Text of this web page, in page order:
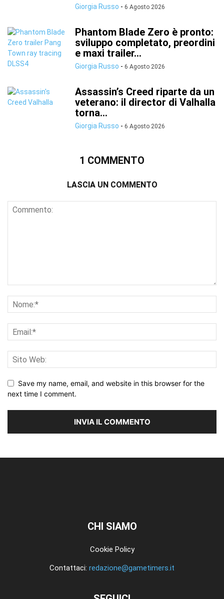
Giorgia Russo - 6 Agosto 2026
Phantom Blade Zero è pronto:
sviluppo completato, preordini
e maxi trailer...
Giorgia Russo - 6 Agosto 2026
Assassin’s Creed riparte da un
veterano: il director di Valhalla
torna...
Giorgia Russo - 6 Agosto 2026
1 COMMENTO
LASCIA UN COMMENTO
Save my name, email, and website in this browser for the
next time I comment.
CHI SIAMO
Cookie Policy
Contattaci: redazione@gametimers.it